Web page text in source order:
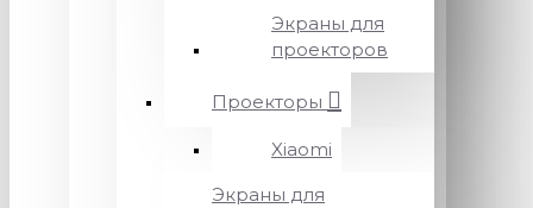
Экраны для
проекторов
Проекторы
Xiaomi
Экраны для